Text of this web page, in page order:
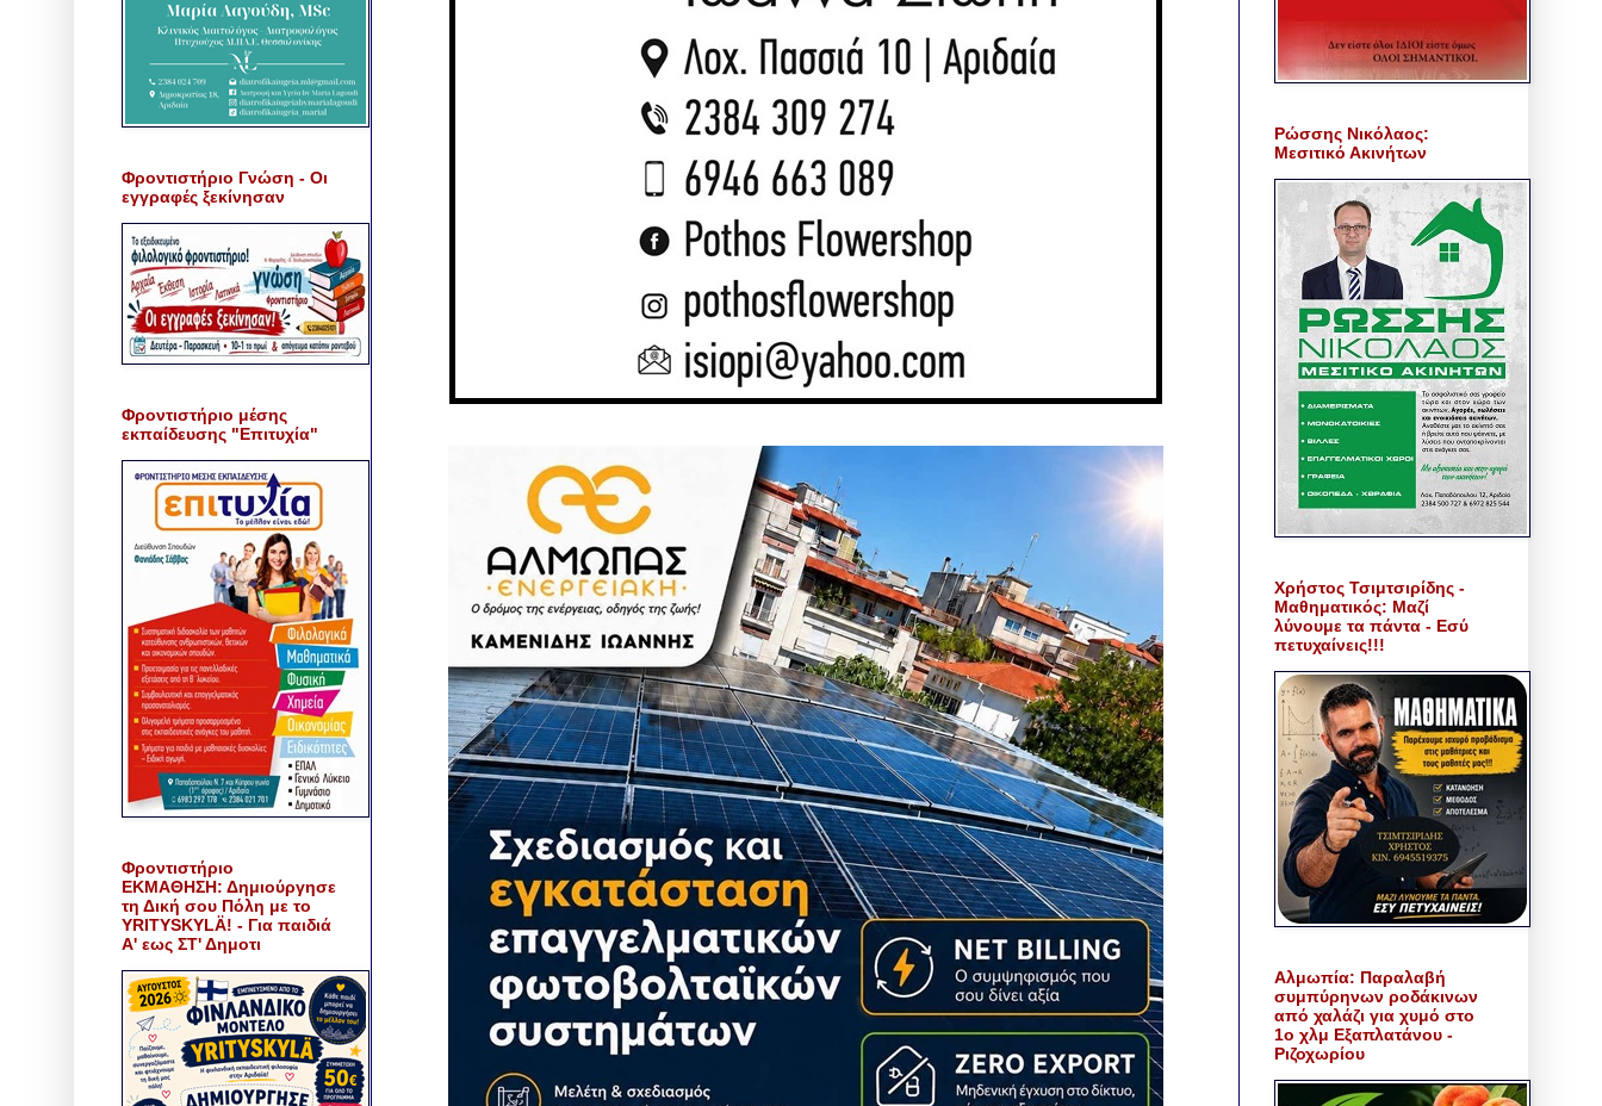
Φροντιστήριο Γνώση - Οι
εγγραφές ξεκίνησαν
Φροντιστήριο μέσης
εκπαίδευσης "Επιτυχία"
Φροντιστήριο
ΕΚΜΑΘΗΣΗ: Δημιούργησε
τη Δική σου Πόλη με το
YRITYSKYLÄ! - Για παιδιά
Α' εως ΣΤ' Δημοτι
Ρώσσης Νικόλαος:
Μεσιτικό Ακινήτων
Χρήστος Τσιμτσιρίδης -
Μαθηματικός: Μαζί
λύνουμε τα πάντα - Εσύ
πετυχαίνεις!!!
Αλμωπία: Παραλαβή
συμπύρηνων ροδάκινων
από χαλάζι για χυμό στο
1ο χλμ Εξαπλατάνου -
Ριζοχωρίου